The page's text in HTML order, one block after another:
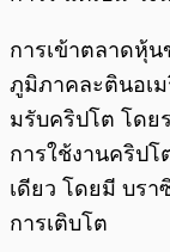
การเข้าตลาดหุ้น
ภูมิภาคละตินอเม
มรับคริปโต โดยร
การใช้งานคริป
เดียว โดยมี บรา
การเติบโต